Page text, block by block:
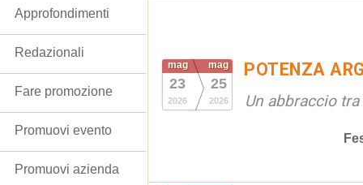
mag
23
2026
mag
25
2026
POTENZA
Un abbraccio
Approfondimenti
Redazionali
Fare promozione
Promuovi evento
Promuovi azienda